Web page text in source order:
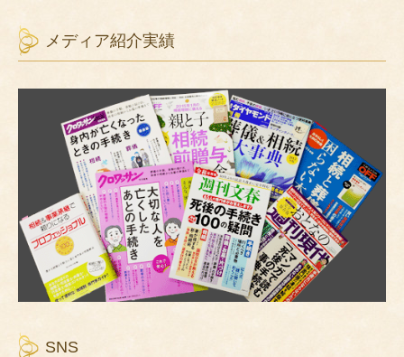
メディア紹介実績
SNS